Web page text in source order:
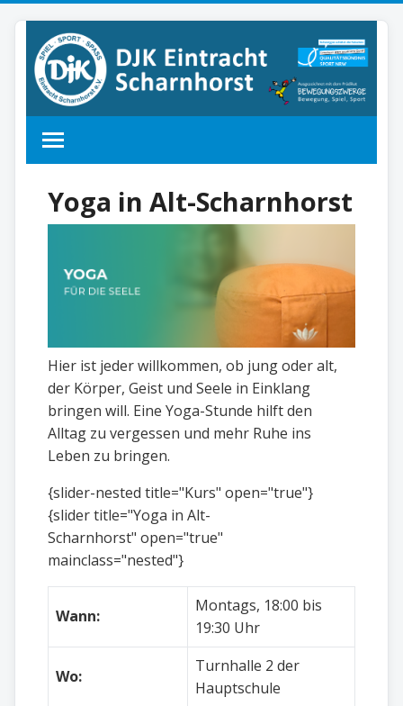
Yoga in Alt-Scharnhorst
Hier ist jeder willkommen, ob jung oder alt,
der Körper, Geist und Seele in Einklang
bringen will. Eine Yoga-Stunde hilft den
Alltag zu vergessen und mehr Ruhe ins
Leben zu bringen.
{slider-nested title="Kurs" open="true"}
{slider title="Yoga in Alt-
Scharnhorst" open="true"
mainclass="nested"}
Wann:
Montags, 18:00 bis
19:30 Uhr
Wo:
Turnhalle 2 der
Hauptschule